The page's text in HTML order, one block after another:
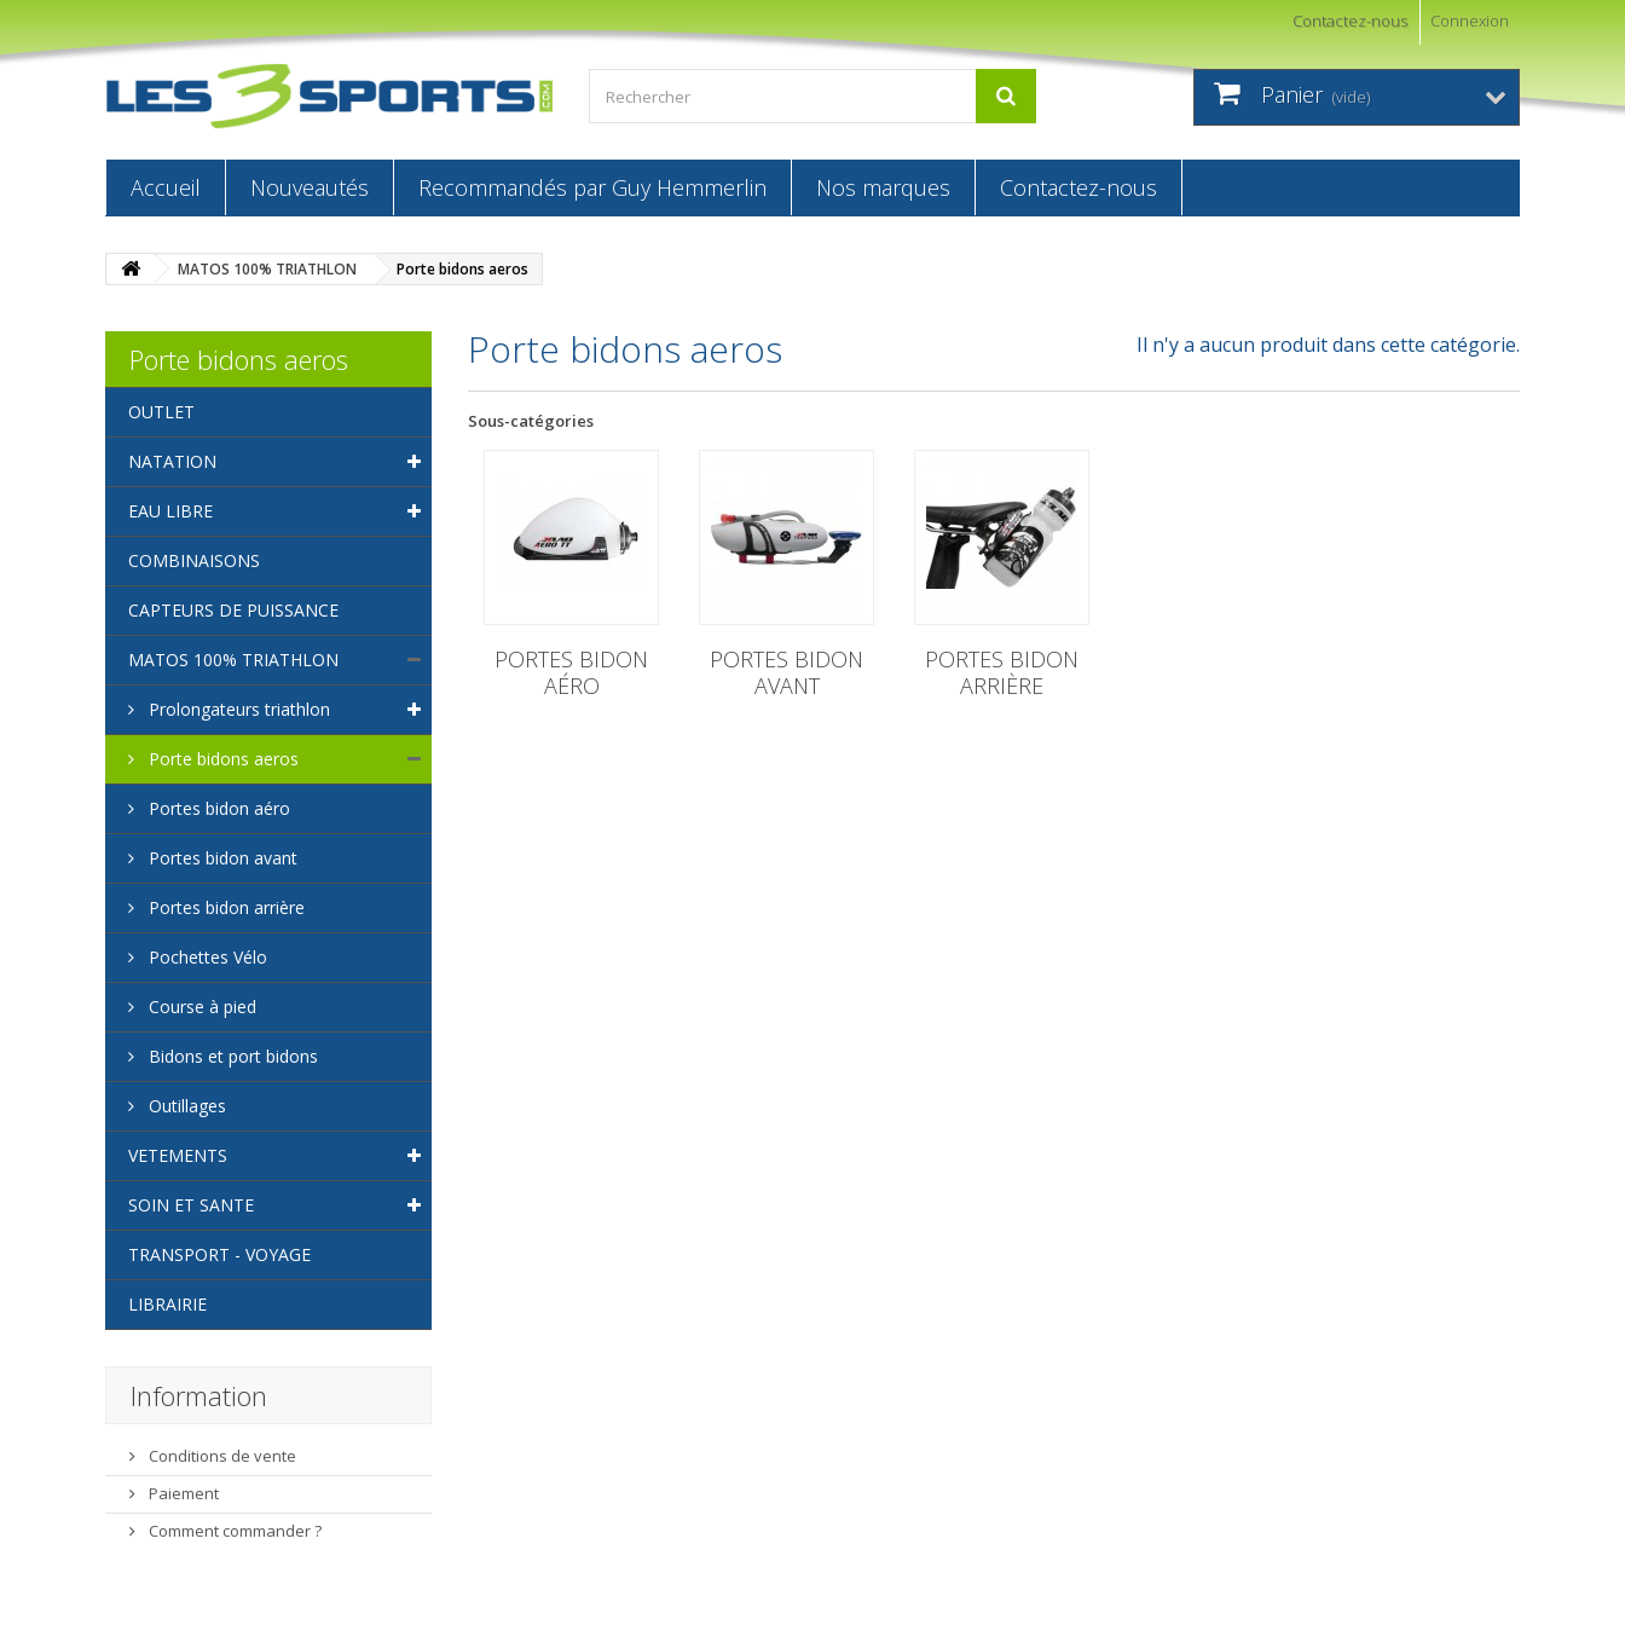
Connexion
Contactez-nous
Panier (vide)
Accueil Nouveautés Recommandés par Guy Hemmerlin Nos marques Contactez-nous
MATOS 100% TRIATHLON Porte bidons aeros
Porte bidons aeros
OUTLET
NATATION
EAU LIBRE
COMBINAISONS
CAPTEURS DE PUISSANCE
MATOS 100% TRIATHLON
Prolongateurs triathlon
Porte bidons aeros
Portes bidon aéro
Portes bidon avant
Portes bidon arrière
Pochettes Vélo
Course à pied
Bidons et port bidons
Outillages
VETEMENTS
SOIN ET SANTE
TRANSPORT - VOYAGE
LIBRAIRIE
Information
Conditions de vente
Paiement
Comment commander ?
Porte bidons aeros Il n'y a aucun produit dans cette catégorie.
Sous-catégories
PORTES BIDON
AÉRO
PORTES BIDON
AVANT
PORTES BIDON
ARRIÈRE